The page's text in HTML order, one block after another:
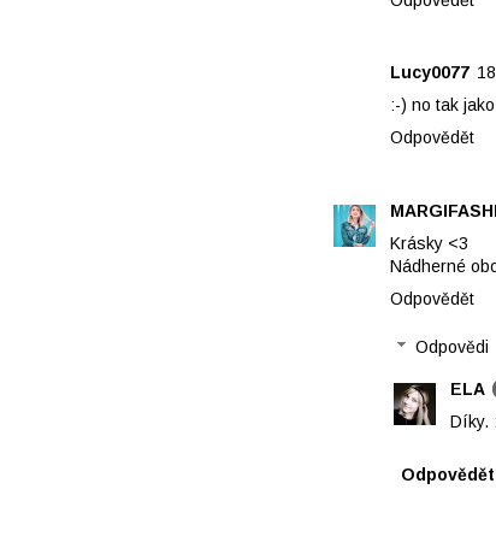
Lucy0077
:-) no tak
Odpovědět
Krásky <3
Nádherné
Odpovědět
Odpovědi
ELA
Díky.
Odpovědět